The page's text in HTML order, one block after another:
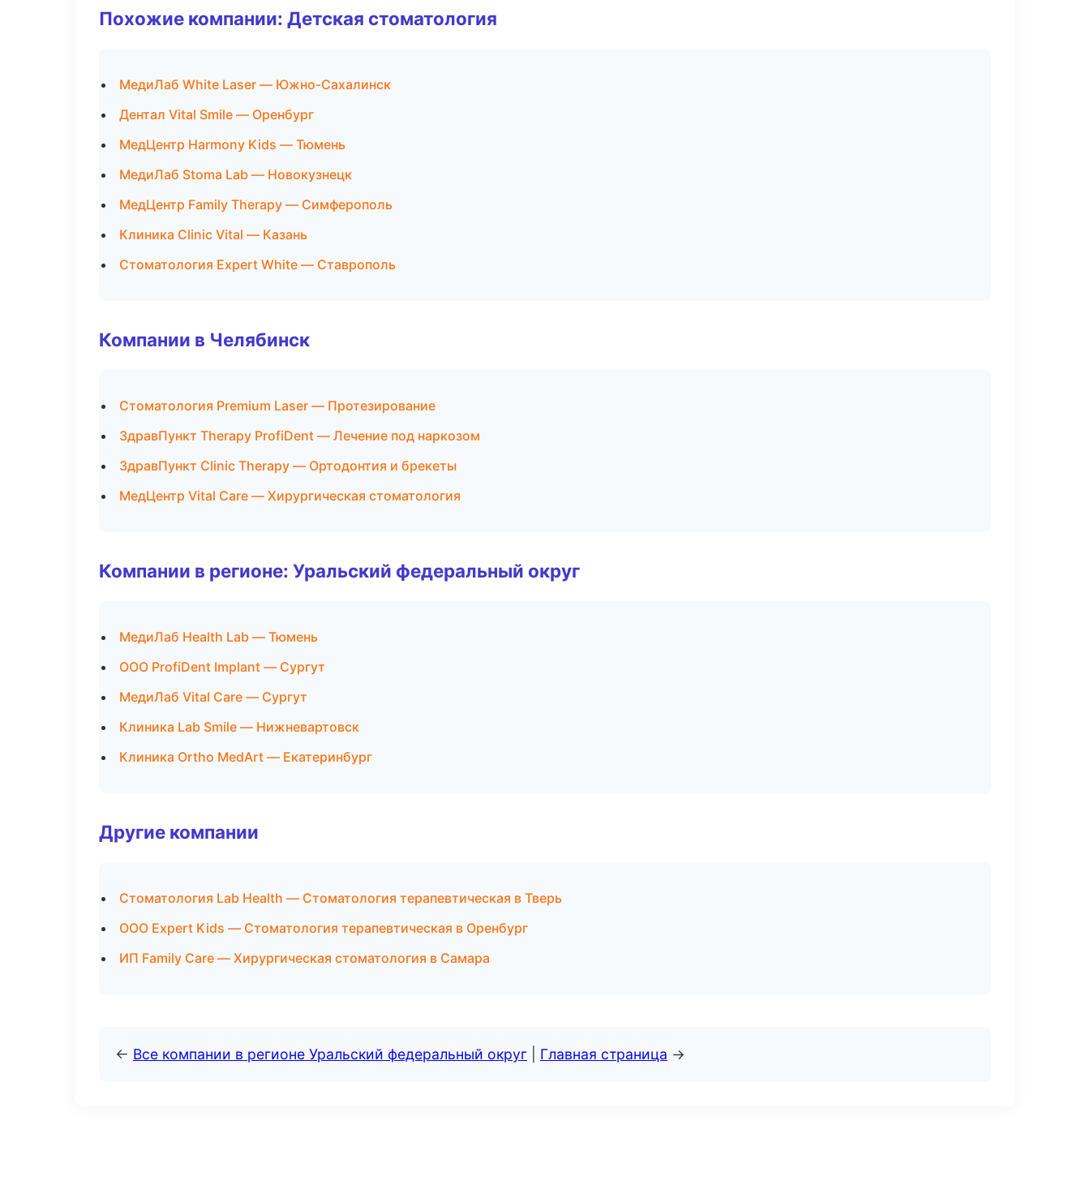
Похожие компании: Детская стоматология
МедиЛаб White Laser — Южно-Сахалинск
Дентал Vital Smile — Оренбург
МедЦентр Harmony Kids — Тюмень
МедиЛаб Stoma Lab — Новокузнецк
МедЦентр Family Therapy — Симферополь
Клиника Clinic Vital — Казань
Стоматология Expert White — Ставрополь
Компании в Челябинск
Стоматология Premium Laser — Протезирование
ЗдравПункт Therapy ProfiDent — Лечение под наркозом
ЗдравПункт Clinic Therapy — Ортодонтия и брекеты
МедЦентр Vital Care — Хирургическая стоматология
Компании в регионе: Уральский федеральный округ
МедиЛаб Health Lab — Тюмень
ООО ProfiDent Implant — Сургут
МедиЛаб Vital Care — Сургут
Клиника Lab Smile — Нижневартовск
Клиника Ortho MedArt — Екатеринбург
Другие компании
Стоматология Lab Health — Стоматология терапевтическая в Тверь
ООО Expert Kids — Стоматология терапевтическая в Оренбург
ИП Family Care — Хирургическая стоматология в Самара
← Все компании в регионе Уральский федеральный округ Главная страница →